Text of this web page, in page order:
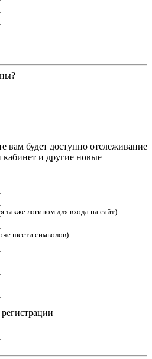
вам будет доступно отслеживание
кабинет и другие новые
также логином для входа на сайт)
шести символов)